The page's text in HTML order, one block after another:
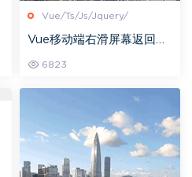
Vue/Ts/Js/Jquery/
Vue移动端右滑屏幕返回上
6823